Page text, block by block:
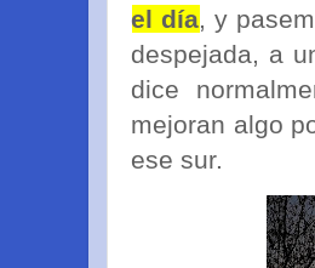
el día, y
despejada, a
dice
mejoran algo
ese sur.